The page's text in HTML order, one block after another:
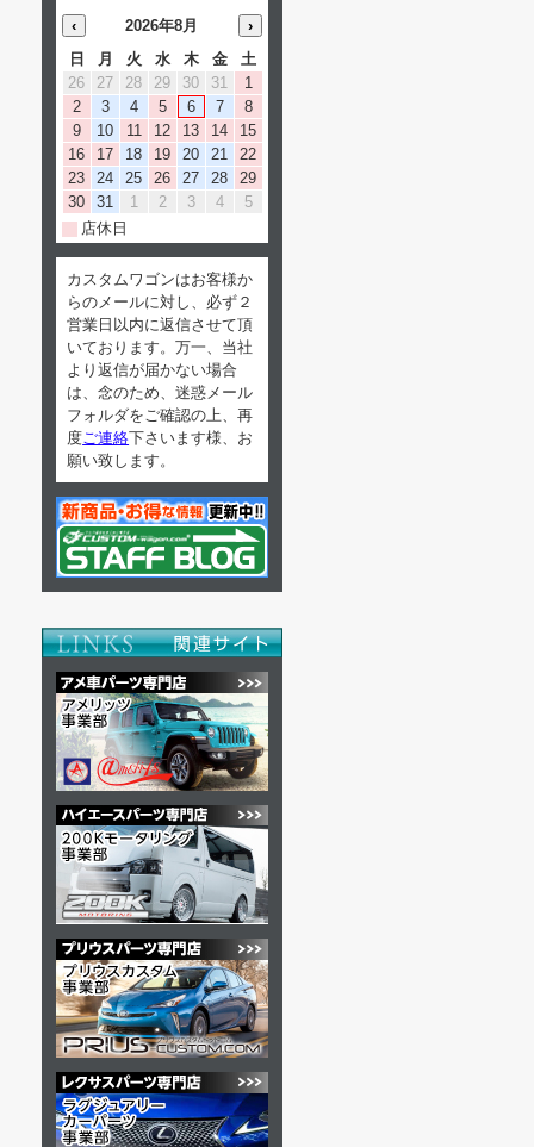
‹ 2026年8月
›
日
月 火 水 木 金
土
26
27 28 29 30 31
1
2
3 4 5 6 7
8
9
10 11 12 13 14
15
16
17 18 19 20 21
22
23
24 25 26 27 28
29
30
31 1 2 3 4
5
店休日
カスタムワゴンはお客様か
らのメールに対し、必ず２
営業日以内に返信させて頂
いております。万一、当社
より返信が届かない場合
は、念のため、迷惑メール
フォルダをご確認の上、再
度 ご連絡下さいます様、お
願い致します。